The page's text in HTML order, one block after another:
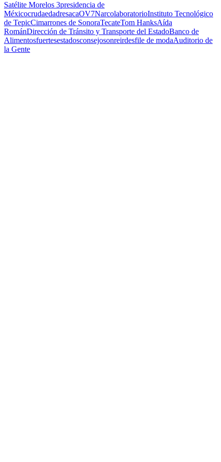
Satélite Morelos 3presidencia de
MéxicocrudaedadresacaOV7NarcolaboratorioInstituto Tecnológico
de TepicCimarrones de SonoraTecateTom HanksAída
RománDirección de Tránsito y Transporte del EstadoBanco de
Alimentosfuertesestadosconsejosonreirdesfile de modaAuditorio de
la Gente